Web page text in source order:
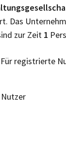
Das
zur Zeit 1
Für registrierte